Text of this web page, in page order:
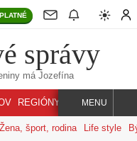
správy
má Jozefína
REGIÓNY INDEX SVET
MENU
Žena, šport, rodina Life style